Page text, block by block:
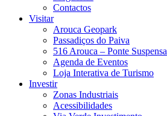
Contactos
Visitar
Arouca Geopark
Passadiços do Paiva
516 Arouca – Ponte Suspensa
Agenda de Eventos
Loja Interativa de Turismo
Investir
Zonas Industriais
Acessibilidades